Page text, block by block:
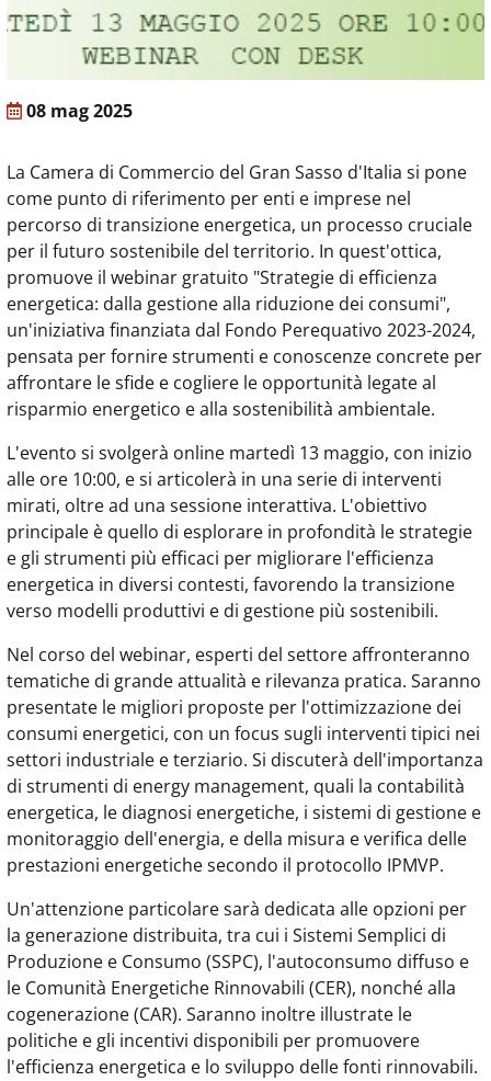
08 mag 2025
La Camera di Commercio del Gran Sasso d'Italia si pone
come punto di riferimento per enti e imprese nel
percorso di transizione energetica, un processo cruciale
per il futuro sostenibile del territorio. In quest'ottica,
promuove il webinar gratuito "Strategie di efficienza
energetica: dalla gestione alla riduzione dei consumi",
un'iniziativa finanziata dal Fondo Perequativo 2023-2024,
pensata per fornire strumenti e conoscenze concrete per
affrontare le sfide e cogliere le opportunità legate al
risparmio energetico e alla sostenibilità ambientale.
L'evento si svolgerà online martedì 13 maggio, con inizio
alle ore 10:00, e si articolerà in una serie di interventi
mirati, oltre ad una sessione interattiva. L'obiettivo
principale è quello di esplorare in profondità le strategie
e gli strumenti più efficaci per migliorare l'efficienza
energetica in diversi contesti, favorendo la transizione
verso modelli produttivi e di gestione più sostenibili.
Nel corso del webinar, esperti del settore affronteranno
tematiche di grande attualità e rilevanza pratica. Saranno
presentate le migliori proposte per l'ottimizzazione dei
consumi energetici, con un focus sugli interventi tipici nei
settori industriale e terziario. Si discuterà dell'importanza
di strumenti di energy management, quali la contabilità
energetica, le diagnosi energetiche, i sistemi di gestione e
monitoraggio dell'energia, e della misura e verifica delle
prestazioni energetiche secondo il protocollo IPMVP.
Un'attenzione particolare sarà dedicata alle opzioni per
la generazione distribuita, tra cui i Sistemi Semplici di
Produzione e Consumo (SSPC), l'autoconsumo diffuso e
le Comunità Energetiche Rinnovabili (CER), nonché alla
cogenerazione (CAR). Saranno inoltre illustrate le
politiche e gli incentivi disponibili per promuovere
l'efficienza energetica e lo sviluppo delle fonti rinnovabili.